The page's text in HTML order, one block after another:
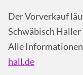
Der Vorverkauf
Schwäbisch
Alle
hall.de